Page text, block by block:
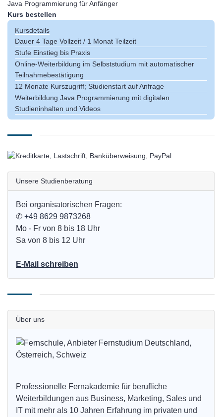
Java Programmierung für Anfänger
Kurs bestellen
Kursdetails
Dauer 4 Tage Vollzeit / 1 Monat Teilzeit
Stufe Einstieg bis Praxis
Online-Weiterbildung im Selbststudium mit automatischer
Teilnahmebestätigung
12 Monate Kurszugriff; Studienstart auf Anfrage
Weiterbildung Java Programmierung mit digitalen
Studieninhalten und Videos
Unsere Studienberatung
Bei organisatorischen Fragen:
✆ +49 8629 9873268
Mo - Fr von 8 bis 18 Uhr
Sa von 8 bis 12 Uhr
E-Mail schreiben
Über uns
Professionelle Fernakademie für berufliche
Weiterbildungen aus Business, Marketing, Sales und
IT mit mehr als 10 Jahren Erfahrung im privaten und